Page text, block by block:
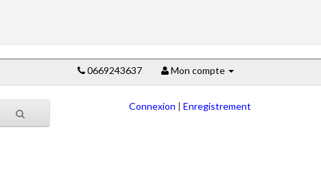
0669243637 Mon compte
Connexion | Enregistrement